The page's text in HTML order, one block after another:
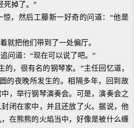
死掉了。”
，然后工藤新一好奇的问道：“他是
把他们带到了一处偏厅。
道：“现在可以说了吧。”
，很有名的钢琴家。”主任回忆道，
的夜晚所发生的。相隔多年，回到故
，举行钢琴演奏会。可是，演奏会之
闭在家中，并且还放了火。据说，他
在熊熊的火焰当中，好像是被什么缠